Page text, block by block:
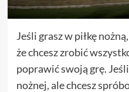
Jeśli grasz w piłkę
że chcesz zrobić
poprawić swoją grę.
nożnej, ale chcesz